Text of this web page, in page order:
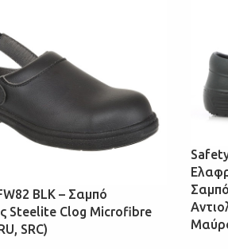
BLK – Σαμπό
Steelite Clog Microfibre
SRC)